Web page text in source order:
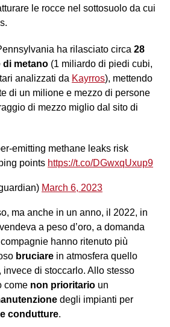
le rocce nel sottosuolo da cui
ha rilasciato circa 28
di metano (1 miliardo di piedi cubi,
analizzati da Kayrros), mettendo
di un milione e mezzo di persone
di mezzo miglio dal sito di
emitting methane leaks risk
points https://t.co/DGwxqUxup9
March 6, 2023
ma anche in un anno, il 2022, in
a peso d’oro, a domanda
hanno ritenuto più
bruciare in atmosfera quello
, invece di stoccarlo. Allo stesso
come non prioritario un
degli impianti per
condutture.